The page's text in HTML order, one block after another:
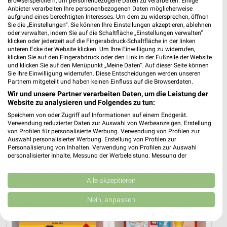
31,6 km
Angebote ab 25.07.
Noch morgen gültig
2,7 km
Angebote ab 03.08.
Noch morgen gültig
Lidl PENNY
Anbieter verarbeiten Ihre personenbezogenen Daten möglicherweise
aufgrund eines berechtigten Interesses. Um dem zu widersprechen, öffnen
Sie die „Einstellungen“. Sie können Ihre Einstellungen akzeptieren, ablehnen
oder verwalten, indem Sie auf die Schaltfläche „Einstellungen verwalten“
klicken oder jederzeit auf die Fingerabdruck-Schaltfläche in der linken
unteren Ecke der Website klicken. Um Ihre Einwilligung zu widerrufen,
klicken Sie auf den Fingerabdruck oder den Link in der Fußzeile der Website
und klicken Sie auf den Menüpunkt „Meine Daten“. Auf dieser Seite können
Sie Ihre Einwilligung widerrufen. Diese Entscheidungen werden unseren
Partnern mitgeteilt und haben keinen Einfluss auf die Browserdaten.
Wir und unsere Partner verarbeiten Daten, um die Leistung der
Website zu analysieren und Folgendes zu tun:
Speichern von oder Zugriff auf Informationen auf einem Endgerät.
Verwendung reduzierter Daten zur Auswahl von Werbeanzeigen. Erstellung
von Profilen für personalisierte Werbung. Verwendung von Profilen zur
Auswahl personalisierter Werbung. Erstellung von Profilen zur
Personalisierung von Inhalten. Verwendung von Profilen zur Auswahl
personalisierter Inhalte. Messung der Werbeleistung. Messung der
Kombinationen von Daten aus verschiedenen Quellen. Entwicklung und
Verbesserung der Angebote. Verwendung reduzierter Daten zur Auswahl
von Inhalten.
Daten können außerhalb der Europäischen Union weitergegeben und in die
USA gesendet werden.
Website/App.
Alle akzeptieren
Nein, anpassen